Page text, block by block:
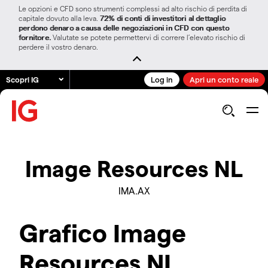
Le opzioni e CFD sono strumenti complessi ad alto rischio di perdita di
capitale dovuto alla leva. 72% di conti di investitori al dettaglio
perdono denaro a causa delle negoziazioni in CFD con questo
fornitore. Valutate se potete permettervi di correre l’elevato rischio di
perdere il vostro denaro.
Scopri IG Log in Apri un conto reale
Image Resources NL
IMA.AX
Grafico Image